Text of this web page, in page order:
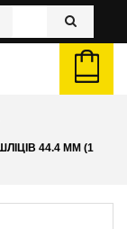
44.4 ММ (1